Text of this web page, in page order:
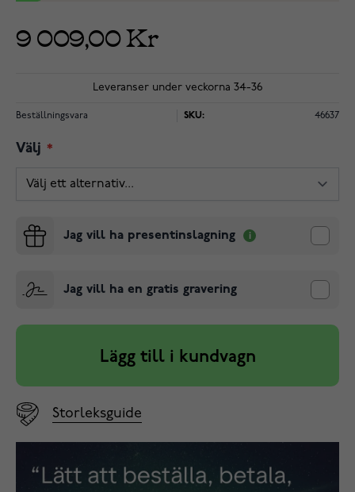
9 009,00 Kr
Leveranser under veckorna 34-36
Beställningsvara SKU: 46637
Välj
Jag vill ha presentinslagning
Jag vill ha en gratis gravering
Lägg till i kundvagn
Storleksguide